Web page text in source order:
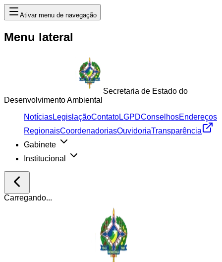
Ativar menu de navegação
Menu lateral
Secretaria de Estado do
Desenvolvimento Ambiental
NotíciasLegislaçãoContatoLGPDConselhosEndereços
RegionaisCoordenadoriasOuvidoriaTransparência
Gabinete
Institucional
Carregando...